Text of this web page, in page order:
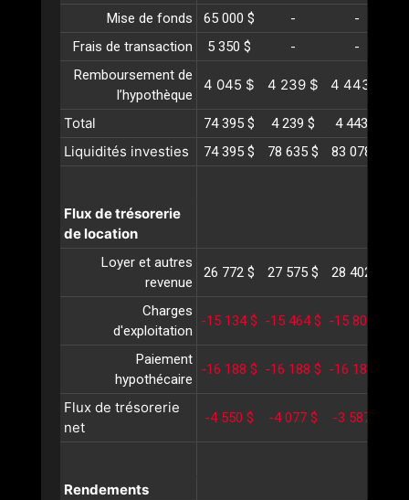
Mise de fonds 65 000 $ -
-
Frais de transaction
5 350 $ -
-
Remboursement de
l’hypothèque
4 045 $ 4 239 $ 4 443 $
Total 74 395 $ 4 239 $ 4 443 $
Liquidités investies 74 395 $ 78 635 $ 83 078 $
Flux de trésorerie
de location
Loyer et autres
revenue
26 772 $ 27 575 $ 28 402 $
Charges
d'exploitation
-15 134 $ -15 464 $ -15 802 $
Paiement
hypothécaire
-16 188 $ -16 188 $ -16 188 $
Flux de trésorerie
net
-4 550 $ -4 077 $ -3 587 $
Rendements